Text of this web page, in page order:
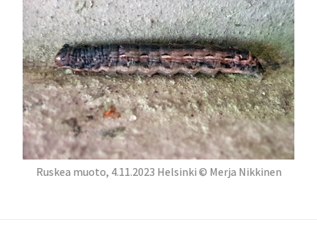
Ruskea muoto, 4.11.2023 Helsinki © Merja Nikkinen